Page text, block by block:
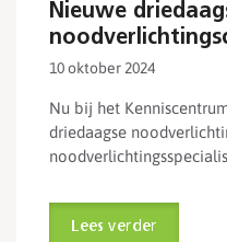
Nieuwe
10 oktober 2024
Nu bij het
driedaagse
Lees verder